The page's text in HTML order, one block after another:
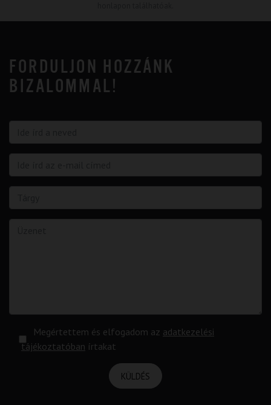
FORDULJON HOZZÁNK
BIZALOMMAL!
Megértettem és elfogadom az adatkezelési
tájékoztatóban írtakat
KÜLDÉS